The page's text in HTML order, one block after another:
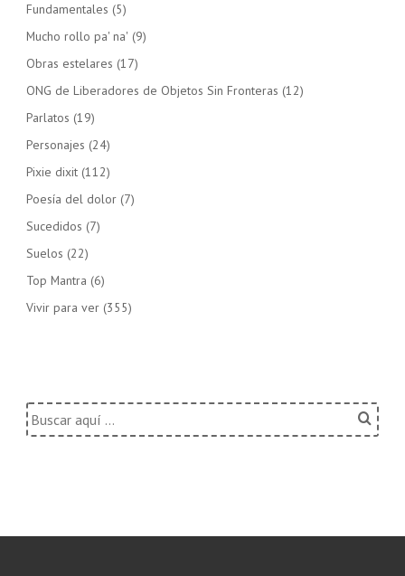
Fundamentales (5)
Mucho rollo pa' na' (9)
Obras estelares (17)
ONG de Liberadores de Objetos Sin Fronteras (12)
Parlatos (19)
Personajes (24)
Pixie dixit (112)
Poesía del dolor (7)
Sucedidos (7)
Suelos (22)
Top Mantra (6)
Vivir para ver (355)
Buscar
por: